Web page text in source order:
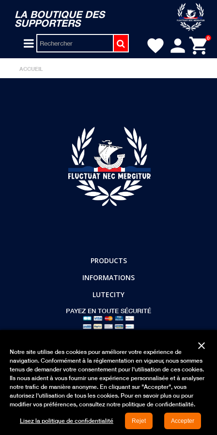
LA BOUTIQUE DES
SUPPORTERS
shopping_cart
0
person
favorite
ACCUEIL
PRODUCTS
INFORMATIONS
LUTECITY
PAYEZ EN TOUTE SÉCURITÉ
Mettre à jour vos préférence de Cookie
© 2026 - lutecity.com
close
Notre site utilise des cookies pour améliorer votre expérience de
navigation. Conformément à la réglementation en vigueur, nous sommes
tenus de demander votre consentement pour l'utilisation de ces cookies.
Ils nous aident à vous fournir une expérience personnalisée et à analyser
notre trafic de manière anonyme. En cliquant sur "Accepter", vous
autorisez l'utilisation de tous les cookies. Pour en savoir plus ou pour
modifier vos préférences, consultez notre politique de confidentialité.
Lisez la politique de confidentialité Rejet Accepter